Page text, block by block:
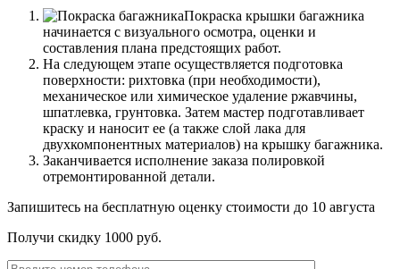
Покраска крышки багажника
начинается с визуального осмотра, оценки и
составления плана предстоящих работ.
На следующем этапе осуществляется подготовка
поверхности: рихтовка (при необходимости),
механическое или химическое удаление ржавчины,
шпатлевка, грунтовка. Затем мастер подготавливает
краску и наносит ее (а также слой лака для
двухкомпонентных материалов) на крышку багажника.
Заканчивается исполнение заказа полировкой
отремонтированной детали.
Запишитесь на бесплатную оценку стоимости до 10 августа
Получи скидку 1000 руб.